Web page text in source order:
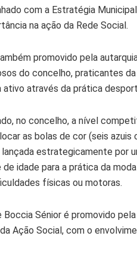
com a Estratégia
na ação da Rede Social.
promovido pela
do concelho, praticantes
através da prática
no concelho, a nível
as bolas de cor (seis
estrategicamente por
idade para a prática da
físicas ou motoras.
Sénior é promovido
Ação Social, com o